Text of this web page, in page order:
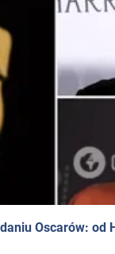
Oscarów: od